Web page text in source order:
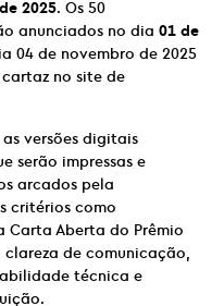
2025. Os 50
anunciados no dia 01 de
04 de novembro de 2025
no site de
versões digitais
serão impressas e
arcados pela
critérios como
Aberta do Prêmio
clareza de comunicação,
técnica e